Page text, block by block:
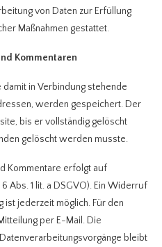
von Daten zur Erfüllung
Maßnahmen gestattet.
Kommentaren
in Verbindung stehende
werden gespeichert. Der
bis er vollständig gelöscht
gelöscht werden musste.
Kommentare erfolgt auf
Abs. 1 lit. a DSGVO). Ein Widerruf
ist jederzeit möglich. Für den
per E-Mail. Die
bleibt